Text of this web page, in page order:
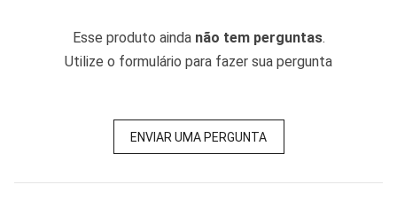
Esse produto ainda não tem perguntas.
Utilize o formulário para fazer sua pergunta
ENVIAR UMA PERGUNTA